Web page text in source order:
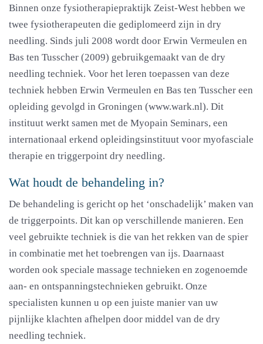
Binnen onze fysiotherapiepraktijk Zeist-West hebben we
twee fysiotherapeuten die gediplomeerd zijn in dry
needling. Sinds juli 2008 wordt door Erwin Vermeulen en
Bas ten Tusscher (2009) gebruikgemaakt van de dry
needling techniek. Voor het leren toepassen van deze
techniek hebben Erwin Vermeulen en Bas ten Tusscher een
opleiding gevolgd in Groningen (www.wark.nl). Dit
instituut werkt samen met de Myopain Seminars, een
internationaal erkend opleidingsinstituut voor myofasciale
therapie en triggerpoint dry needling.
Wat houdt de behandeling in?
De behandeling is gericht op het ‘onschadelijk’ maken van
de triggerpoints. Dit kan op verschillende manieren. Een
veel gebruikte techniek is die van het rekken van de spier
in combinatie met het toebrengen van ijs. Daarnaast
worden ook speciale massage technieken en zogenoemde
aan- en ontspanningstechnieken gebruikt. Onze
specialisten kunnen u op een juiste manier van uw
pijnlijke klachten afhelpen door middel van de dry
needling techniek.